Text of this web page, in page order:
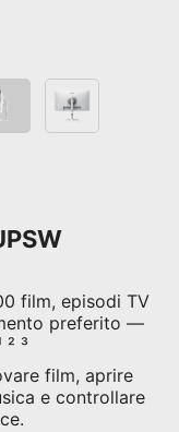
film, episodi TV
preferito —
³
film, aprire
e controllare